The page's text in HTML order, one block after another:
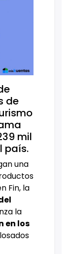
de
mil
país.
una
Fin, la
la
en los